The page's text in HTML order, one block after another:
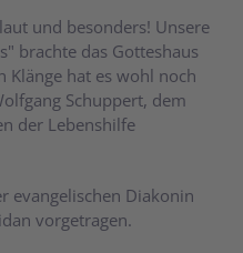
und besonders! Unsere
brachte das Gotteshaus
Klänge hat es wohl noch
Schuppert, dem
der Lebenshilfe
evangelischen Diakonin
vorgetragen.